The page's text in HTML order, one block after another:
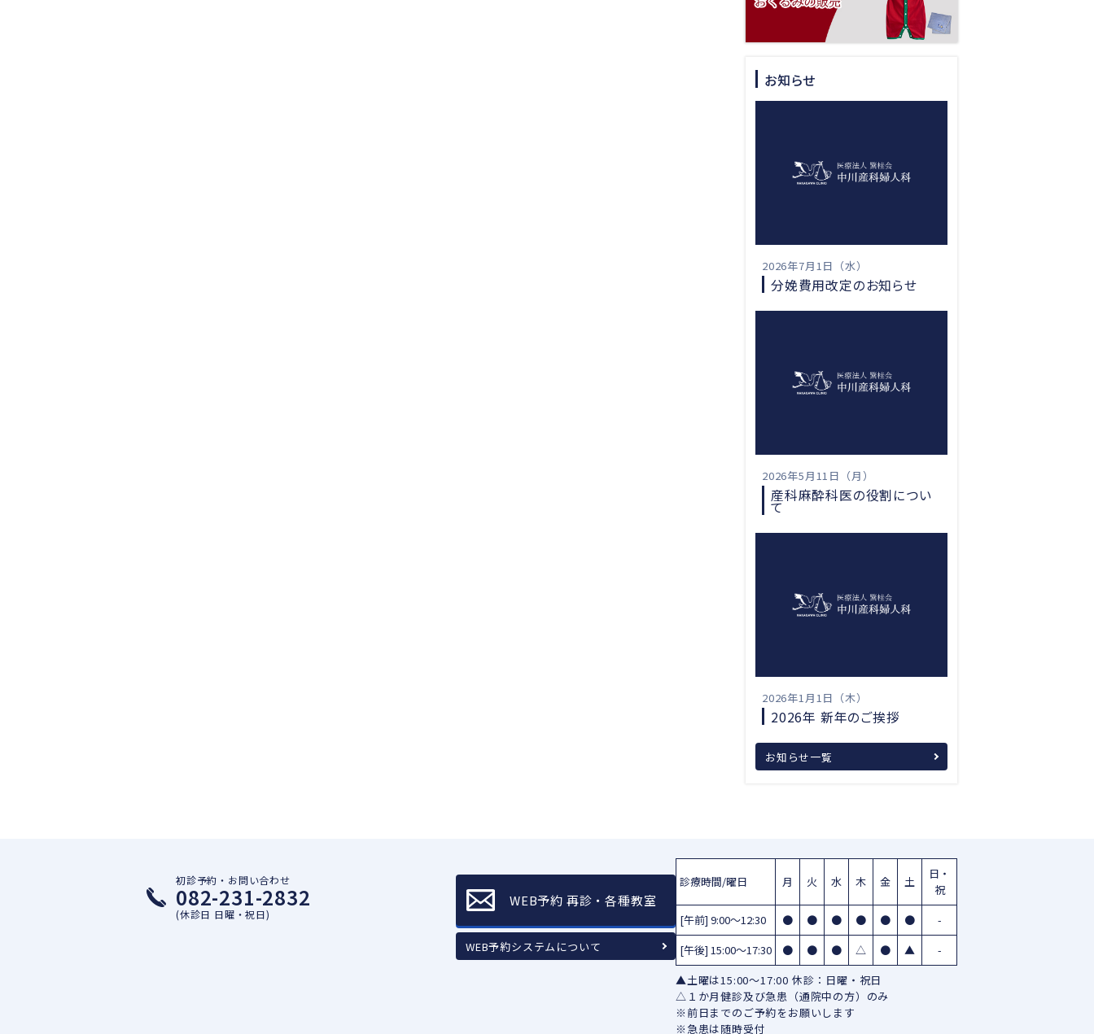
お知らせ
2026年7月1日（水）
分娩費用改定のお知らせ
2026年5月11日（月）
産科麻酔科医の役割につい
て
2026年1月1日（木）
2026年 新年のご挨拶
お知らせ一覧
初診予約・お問い合わせ
082-231-2832
(休診日 日曜・祝日)
WEB予約 再診・各種教室
WEB予約システムについて
診療時間/曜日 月 火 水 木 金 土
日・
祝
[午前] 9:00〜12:30
● ● ● ● ● ●
-
[午後] 15:00〜17:30
● ● ● △ ● ▲
-
▲土曜は15:00～17:00 休診：日曜・祝日
△１か月健診及び急患（通院中の方）のみ
※前日までのご予約をお願いします
※急患は随時受付